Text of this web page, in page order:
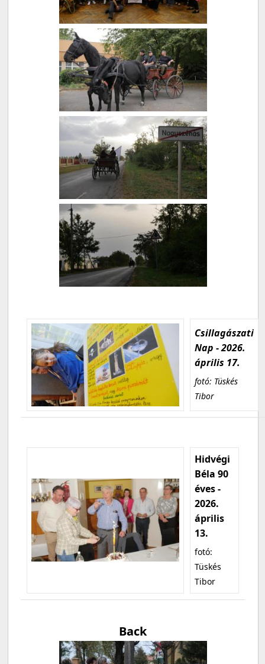
Csillagászati
Nap - 2026.
április 17.
fotó: Tüskés
Tibor
Hidvégi
Béla 90
éves -
2026.
április
13.
fotó:
Tüskés
Tibor
Back